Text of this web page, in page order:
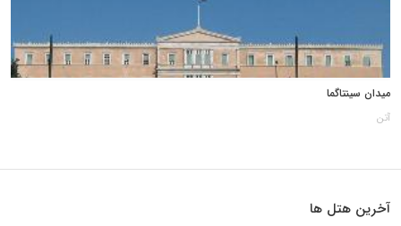
میدان سینتاگما
آتن
آخرین هتل ها